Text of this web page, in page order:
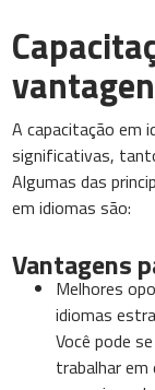
A capacitação em
significativas,
Algumas das
em idiomas são:
Vantagens
Melhores
idiomas
Você pode
trabalhar